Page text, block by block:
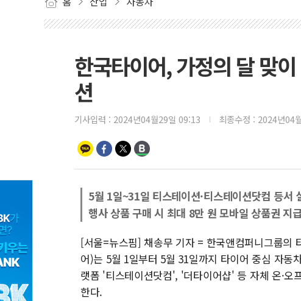
한국타이어, 가정의 달 맞
션
기사입력 : 2024년04월29일 09:13 최종수정 : 2024년04
5월 1일~31일 티스테이션·티스테이션닷컴 등서
행사 상품 구매 시 최대 8만 원 모바일 상품권 지
[서울=뉴스핌] 채송무 기자 = 한국앤컴퍼니그룹의
어)는 5월 1일부터 5월 31일까지 타이어 중심 자
랫폼 '티스테이션닷컴', '더타이어샵' 등 자체 온·
한다.